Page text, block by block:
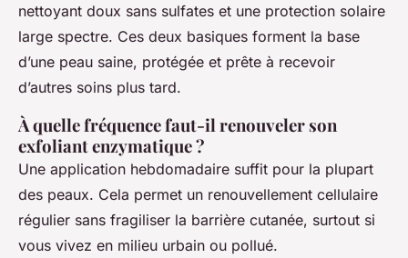
nettoyant doux sans sulfates et une protection solaire
large spectre. Ces deux basiques forment la base
d’une peau saine, protégée et prête à recevoir
d’autres soins plus tard.
À quelle fréquence faut-il renouveler son
exfoliant enzymatique ?
Une application hebdomadaire suffit pour la plupart
des peaux. Cela permet un renouvellement cellulaire
régulier sans fragiliser la barrière cutanée, surtout si
vous vivez en milieu urbain ou pollué.